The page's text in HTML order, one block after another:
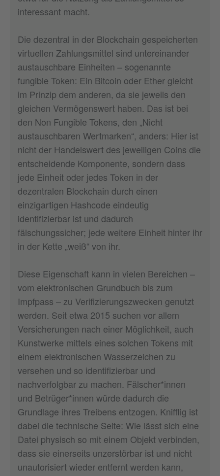
interessant macht.
Die dezentral in der Blockchain gespeicherten
virtuellen Zahlungsmittel sind untereinander
austauschbare Einheiten – sogenannte
fungible Token: Ein Bitcoin oder Ether gleicht
im Prinzip dem anderen, da sie jeweils den
gleichen Vermögenswert haben. Das ist bei
den Non Fungible Tokens, den „Nicht
austauschbaren Wertmarken“, anders: Hier ist
nicht der Handelswert des jeweiligen Coins die
entscheidende Komponente, sondern dass
jede Einheit oder jedes Token in der
dezentralen Blockchain durch einen
einzigartigen Hashcode eindeutig
identifizierbar ist und dadurch
fälschungssicher; jede weitere Einheit hinter ihr
in der Kette „weiß“ von ihr.
Diese Eigenschaft kann in vielen Bereichen –
vom elektronischen Grundbuch bis zum
Impfpass – zu Verifizierungszwecken genutzt
werden. Seit etwa 2015 suchen vor allem
Versicherungen nach einer Möglichkeit, auch
Kunstwerke mittels eines solchen Tokens mit
einem elektronischen Wasserzeichen zu
versehen und so identifizierbar und
nachverfolgbar zu machen. Fälscher*innen
und Betrüger*innen würde dadurch die
Grundlage ihres Treibens entzogen. Knifflig ist
dabei die technische Seite: Wie lässt sich eine
Datei physisch so mit einem Objekt verbinden,
dass sie einerseits unzerstörbar ist und nicht
unautorisiert wieder entfernt werden kann,